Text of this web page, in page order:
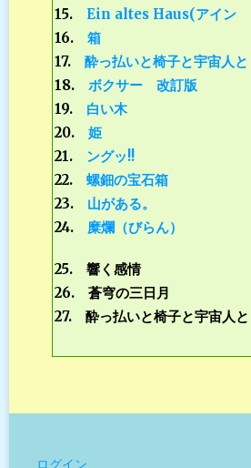
15. Ein altes Haus(アイン
16. 箱
17. 酔っ払いと椅子と宇宙人と
18. ボクサー 改訂版
19. 白い木
20. 姫
21. ングッ!!
22.
螺鈿の宝石箱
23.
山がある。
24. 糜爛（びらん）
25. 響く感情
26. 蒼穹の三日月
27. 酔っ払いと椅子と宇宙人と
ログイン